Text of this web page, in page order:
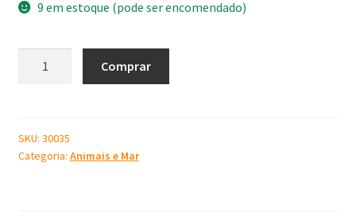
9 em estoque (pode ser encomendado)
Marinho
2
Comprar
SKU: 30035
Categoria: Animais e Mar